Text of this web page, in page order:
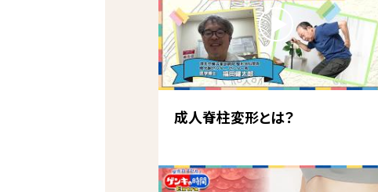
成人脊柱変形とは？